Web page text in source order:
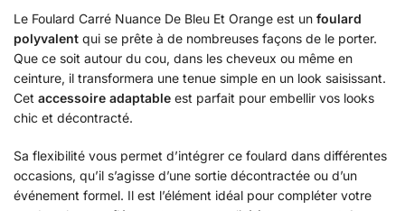
Le Foulard Carré Nuance De Bleu Et Orange est un foulard
polyvalent qui se prête à de nombreuses façons de le porter.
Que ce soit autour du cou, dans les cheveux ou même en
ceinture, il transformera une tenue simple en un look saisissant.
Cet accessoire adaptable est parfait pour embellir vos looks
chic et décontracté.
Sa flexibilité vous permet d’intégrer ce foulard dans différentes
occasions, qu’il s’agisse d’une sortie décontractée ou d’un
événement formel. Il est l’élément idéal pour compléter votre